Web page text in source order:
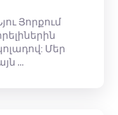
Յորքում
Մեր
...